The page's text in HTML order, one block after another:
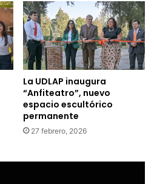
La UDLAP inaugura
“Anfiteatro”, nuevo
espacio escultórico
permanente
27 febrero, 2026